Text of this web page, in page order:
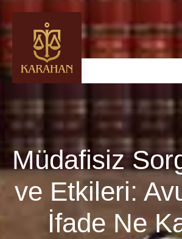
Müdafisiz
ve Etkileri:
İfade Ne